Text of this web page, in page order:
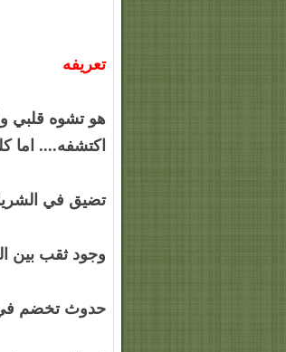
تعريفه
هو تشوه قلبي
اكتشفه.... اما
تضيق في
وجود ثقب بين
حدوث تخضم في